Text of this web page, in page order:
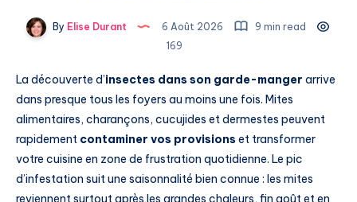
By Elise Durant 6 Août 2026
9 min read
169
La découverte d’insectes dans son garde-manger arrive
dans presque tous les foyers au moins une fois. Mites
alimentaires, charançons, cucujides et dermestes peuvent
rapidement contaminer vos provisions et transformer
votre cuisine en zone de frustration quotidienne. Le pic
d’infestation suit une saisonnalité bien connue : les mites
reviennent surtout après les grandes chaleurs, fin août et en